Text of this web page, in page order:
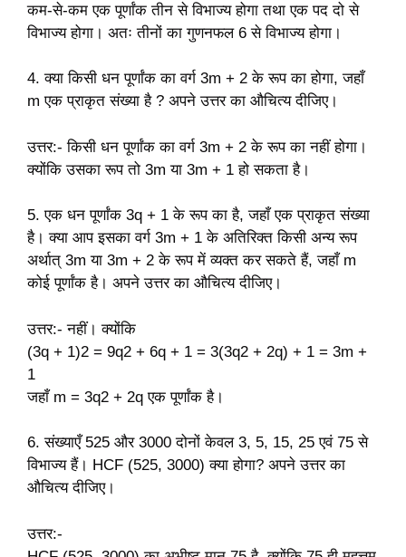
कम-से-कम एक पूर्णांक तीन से विभाज्य होगा तथा एक पद दो से
विभाज्य होगा। अतः तीनों का गुणनफल 6 से विभाज्य होगा।
4. क्या किसी धन पूर्णांक का वर्ग 3m + 2 के रूप का होगा, जहाँ
m एक प्राकृत संख्या है ? अपने उत्तर का औचित्य दीजिए।
उत्तर:- किसी धन पूर्णांक का वर्ग 3m + 2 के रूप का नहीं होगा।
क्योंकि उसका रूप तो 3m या 3m + 1 हो सकता है।
5. एक धन पूर्णांक 3q + 1 के रूप का है, जहाँ एक प्राकृत संख्या
है। क्या आप इसका वर्ग 3m + 1 के अतिरिक्त किसी अन्य रूप
अर्थात् 3m या 3m + 2 के रूप में व्यक्त कर सकते हैं, जहाँ m
कोई पूर्णांक है। अपने उत्तर का औचित्य दीजिए।
उत्तर:- नहीं। क्योंकि
(3q + 1)2 = 9q2 + 6q + 1 = 3(3q2 + 2q) + 1 = 3m +
1
जहाँ m = 3q2 + 2q एक पूर्णांक है।
6. संख्याएँ 525 और 3000 दोनों केवल 3, 5, 15, 25 एवं 75 से
विभाज्य हैं। HCF (525, 3000) क्या होगा? अपने उत्तर का
औचित्य दीजिए।
उत्तर:-